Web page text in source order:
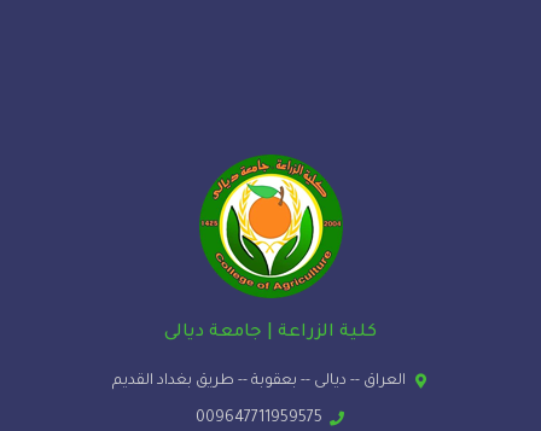
كلية الزراعة | جامعة ديالى
العراق -- ديالى -- بعقوبة -- طريق بغداد القديم
009647711959575